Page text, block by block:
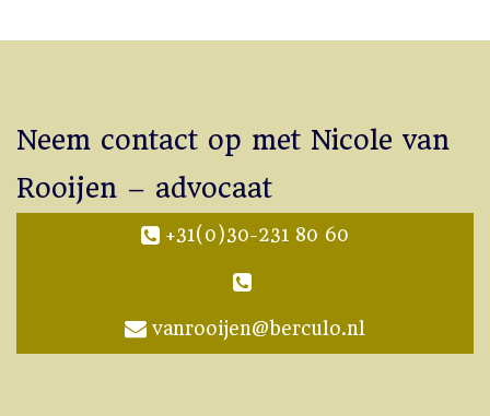
Neem contact op met Nicole van
Rooijen – advocaat
+31(0)30-231 80 60
vanrooijen@berculo.nl